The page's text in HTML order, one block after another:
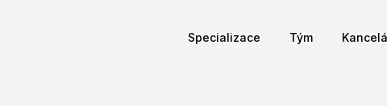
Specializace Tým